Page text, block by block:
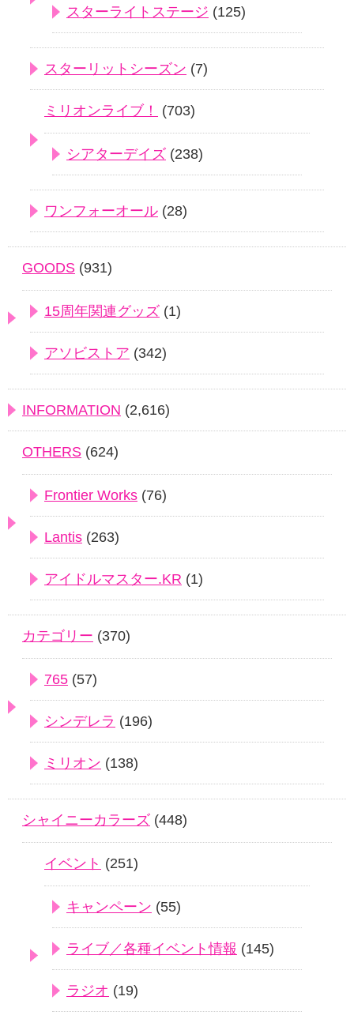
スターライトステージ (125)
スターリットシーズン (7)
ミリオンライブ！ (703)
シアターデイズ (238)
ワンフォーオール (28)
GOODS (931)
15周年関連グッズ (1)
アソビストア (342)
INFORMATION (2,616)
OTHERS (624)
Frontier Works (76)
Lantis (263)
アイドルマスター.KR (1)
カテゴリー (370)
765 (57)
シンデレラ (196)
ミリオン (138)
シャイニーカラーズ (448)
イベント (251)
キャンペーン (55)
ライブ／各種イベント情報 (145)
ラジオ (19)